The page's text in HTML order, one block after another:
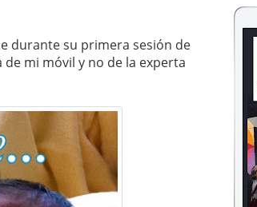
durante su primera sesión de
mi móvil y no de la experta